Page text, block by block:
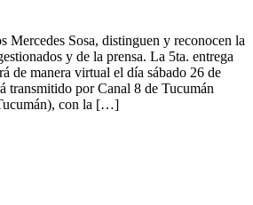
Mercedes Sosa, distinguen y reconocen la
y de la prensa. La 5ta. entrega
de manera virtual el día sábado 26 de
transmitido por Canal 8 de Tucumán
con la […]